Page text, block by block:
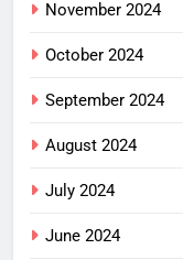
November 2024
October 2024
September 2024
August 2024
July 2024
June 2024